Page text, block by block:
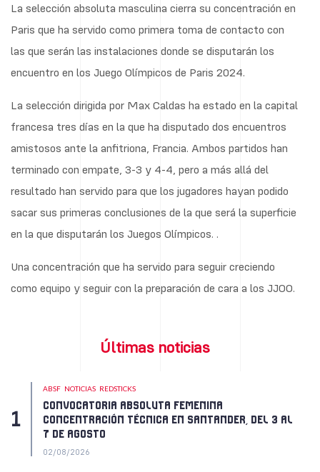
La selección absoluta masculina cierra su concentración en
Paris que ha servido como primera toma de contacto con
las que serán las instalaciones donde se disputarán los
encuentro en los Juego Olímpicos de Paris 2024.
La selección dirigida por Max Caldas ha estado en la capital
francesa tres días en la que ha disputado dos encuentros
amistosos ante la anfitriona, Francia. Ambos partidos han
terminado con empate, 3-3 y 4-4, pero a más allá del
resultado han servido para que los jugadores hayan podido
sacar sus primeras conclusiones de la que será la superficie
en la que disputarán los Juegos Olímpicos. .
Una concentración que ha servido para seguir creciendo
como equipo y seguir con la preparación de cara a los JJOO.
Últimas noticias
ABSF NOTICIAS REDSTICKS
CONVOCATORIA ABSOLUTA FEMENINA
CONCENTRACIÓN TÉCNICA EN SANTANDER, DEL 3 AL
7 DE AGOSTO
02/08/2026